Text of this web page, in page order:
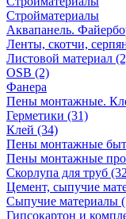
Стройматериалы
Аквапанель.
Ленты, скотчи,
Листовой материал
OSB (2)
Фанера
Пены монтажные.
Герметики (31)
Клей (34)
Пены монтажные
Пены монтажные
Скорлупа для труб
Цемент, сыпучие
Сыпучие материалы
Гипсокартон и